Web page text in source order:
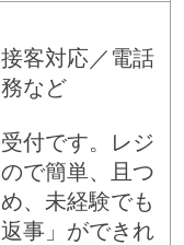
客対応／電話
など
付です。レジ
で簡単、且つ
、未経験でも
事」ができれ